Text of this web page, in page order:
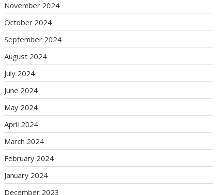
November 2024
October 2024
September 2024
August 2024
July 2024
June 2024
May 2024
April 2024
March 2024
February 2024
January 2024
December 2023